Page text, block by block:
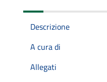
Descrizione
A cura di
Allegati